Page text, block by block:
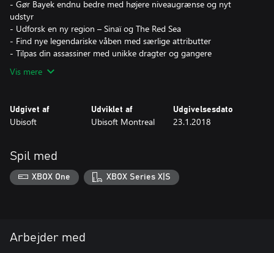
- Gør Bayek endnu bedre med højere niveaugrænse og nyt
udstyr
- Udforsk en ny region – Sinaï og The Red Sea
- Find nye legendariske våben med særlige attributter
- Tilpas din assassiner med unikke dragter og gangere
Vis mere
Udgivet af
Ubisoft
Udviklet af
Ubisoft Montreal
Udgivelsesdato
23.1.2018
Spil med
XBOX One XBOX Series X|S
Arbejder med